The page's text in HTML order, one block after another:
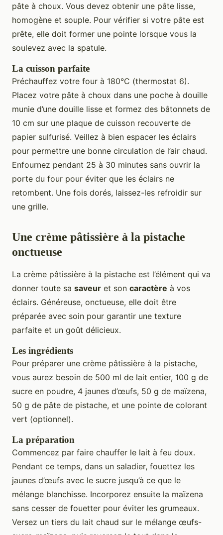
pâte à choux. Vous devez obtenir une pâte lisse,
homogène et souple. Pour vérifier si votre pâte est
prête, elle doit former une pointe lorsque vous la
soulevez avec la spatule.
La cuisson parfaite
Préchauffez votre four à 180°C (thermostat 6).
Placez votre pâte à choux dans une poche à douille
munie d’une douille lisse et formez des bâtonnets de
10 cm sur une plaque de cuisson recouverte de
papier sulfurisé. Veillez à bien espacer les éclairs
pour permettre une bonne circulation de l’air chaud.
Enfournez pendant 25 à 30 minutes sans ouvrir la
porte du four pour éviter que les éclairs ne
retombent. Une fois dorés, laissez-les refroidir sur
une grille.
Une crème pâtissière à la pistache
onctueuse
La crème pâtissière à la pistache est l’élément qui va
donner toute sa saveur et son caractère à vos
éclairs. Généreuse, onctueuse, elle doit être
préparée avec soin pour garantir une texture
parfaite et un goût délicieux.
Les ingrédients
Pour préparer une crème pâtissière à la pistache,
vous aurez besoin de 500 ml de lait entier, 100 g de
sucre en poudre, 4 jaunes d’œufs, 50 g de maïzena,
50 g de pâte de pistache, et une pointe de colorant
vert (optionnel).
La préparation
Commencez par faire chauffer le lait à feu doux.
Pendant ce temps, dans un saladier, fouettez les
jaunes d’œufs avec le sucre jusqu’à ce que le
mélange blanchisse. Incorporez ensuite la maïzena
sans cesser de fouetter pour éviter les grumeaux.
Versez un tiers du lait chaud sur le mélange œufs-